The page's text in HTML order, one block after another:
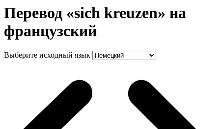
Перевод «sich kreuzen» на
французский
Выберите исходный язык